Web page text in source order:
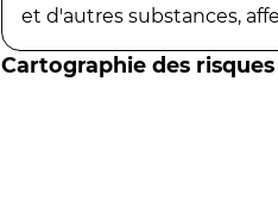
et d'autres substances,
Cartographie des